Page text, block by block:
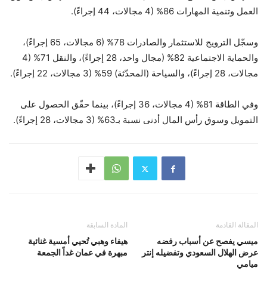
العمل وتنمية المهارات 86% (4 مجالات، 44 إجراءً).
وسجّل الترويج للاستثمار والصادرات 78% (6 مجالات، 65 إجراءً)،
والحماية الاجتماعية 82% (مجال واحد، 28 إجراءً)، والنقل 71% (4
مجالات، 28 إجراءً)، والسياحة (المحدّثة) 59% (3 مجالات، 22 إجراءً).
وفي الطاقة 81% (4 مجالات، 36 إجراءً)، بينما حقّق الحصول على
التمويل وسوق رأس المال أدنى نسبة بـ63% (3 مجالات، 28 إجراءً).
المادة السابقة
هيفاء وهبي تُحيي أمسية غنائية
مبهرة في عمان غداً الجمعة
المقالة القادمة
ميسي يفصح عن أسباب رفضه
عرض الهلال السعودي وتفضيله إنتر
ميامي